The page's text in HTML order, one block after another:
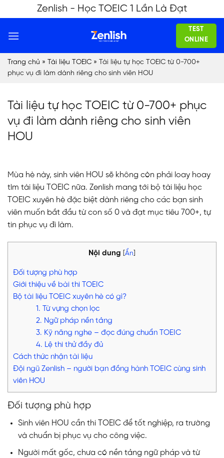
to
content
Zenlish - Học TOEIC 1 Lần Là Đạt
TEST
ONLINE
Trang chủ » Tài liệu TOEIC » Tài liệu tự học TOEIC từ 0-700+
phục vụ đi làm dành riêng cho sinh viên HOU
Tài liệu tự học TOEIC từ 0-700+ phục
vụ đi làm dành riêng cho sinh viên
HOU
Mùa hè này, sinh viên HOU sẽ không còn phải loay hoay
tìm tài liệu TOEIC nữa. Zenlish mang tới bộ tài liệu học
TOEIC xuyên hè đặc biệt dành riêng cho các bạn sinh
viên muốn bắt đầu từ con số 0 và đạt mục tiêu 700+, tự
tin phục vụ đi làm.
Nội dung Ẩn
Đối tượng phù hợp
Giới thiệu về bài thi TOEIC
Bộ tài liệu TOEIC xuyên hè có gì?
1. Từ vựng chọn lọc
2. Ngữ pháp nền tảng
3. Kỹ năng nghe – đọc đúng chuẩn TOEIC
4. Lệ thi thử đầy đủ
Cách thức nhận tài liệu
Đội ngũ Zenlish – người bạn đồng hành TOEIC cùng sinh
viên HOU
Đối tượng phù hợp
Sinh viên HOU cần thi TOEIC để tốt nghiệp, ra trường
và chuẩn bị phục vụ cho công việc.
Người mất gốc, chưa có nền tảng ngữ pháp và từ